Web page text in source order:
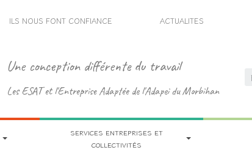
ILS NOUS FONT CONFIANCE ACTUALITES
Une conception différente du travail
Les ESAT et l'Entreprise Adaptée de l'Adapei du Morbihan
SERVICES ENTREPRISES ET
COLLECTIVITÉS